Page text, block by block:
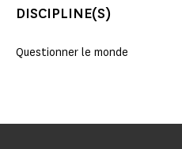
DISCIPLINE(S)
Questionner le monde